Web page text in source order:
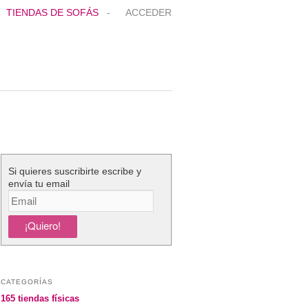
TIENDAS DE SOFÁS - ACCEDER
Si quieres suscribirte escribe y
envía tu email
CATEGORÍAS
165 tiendas físicas